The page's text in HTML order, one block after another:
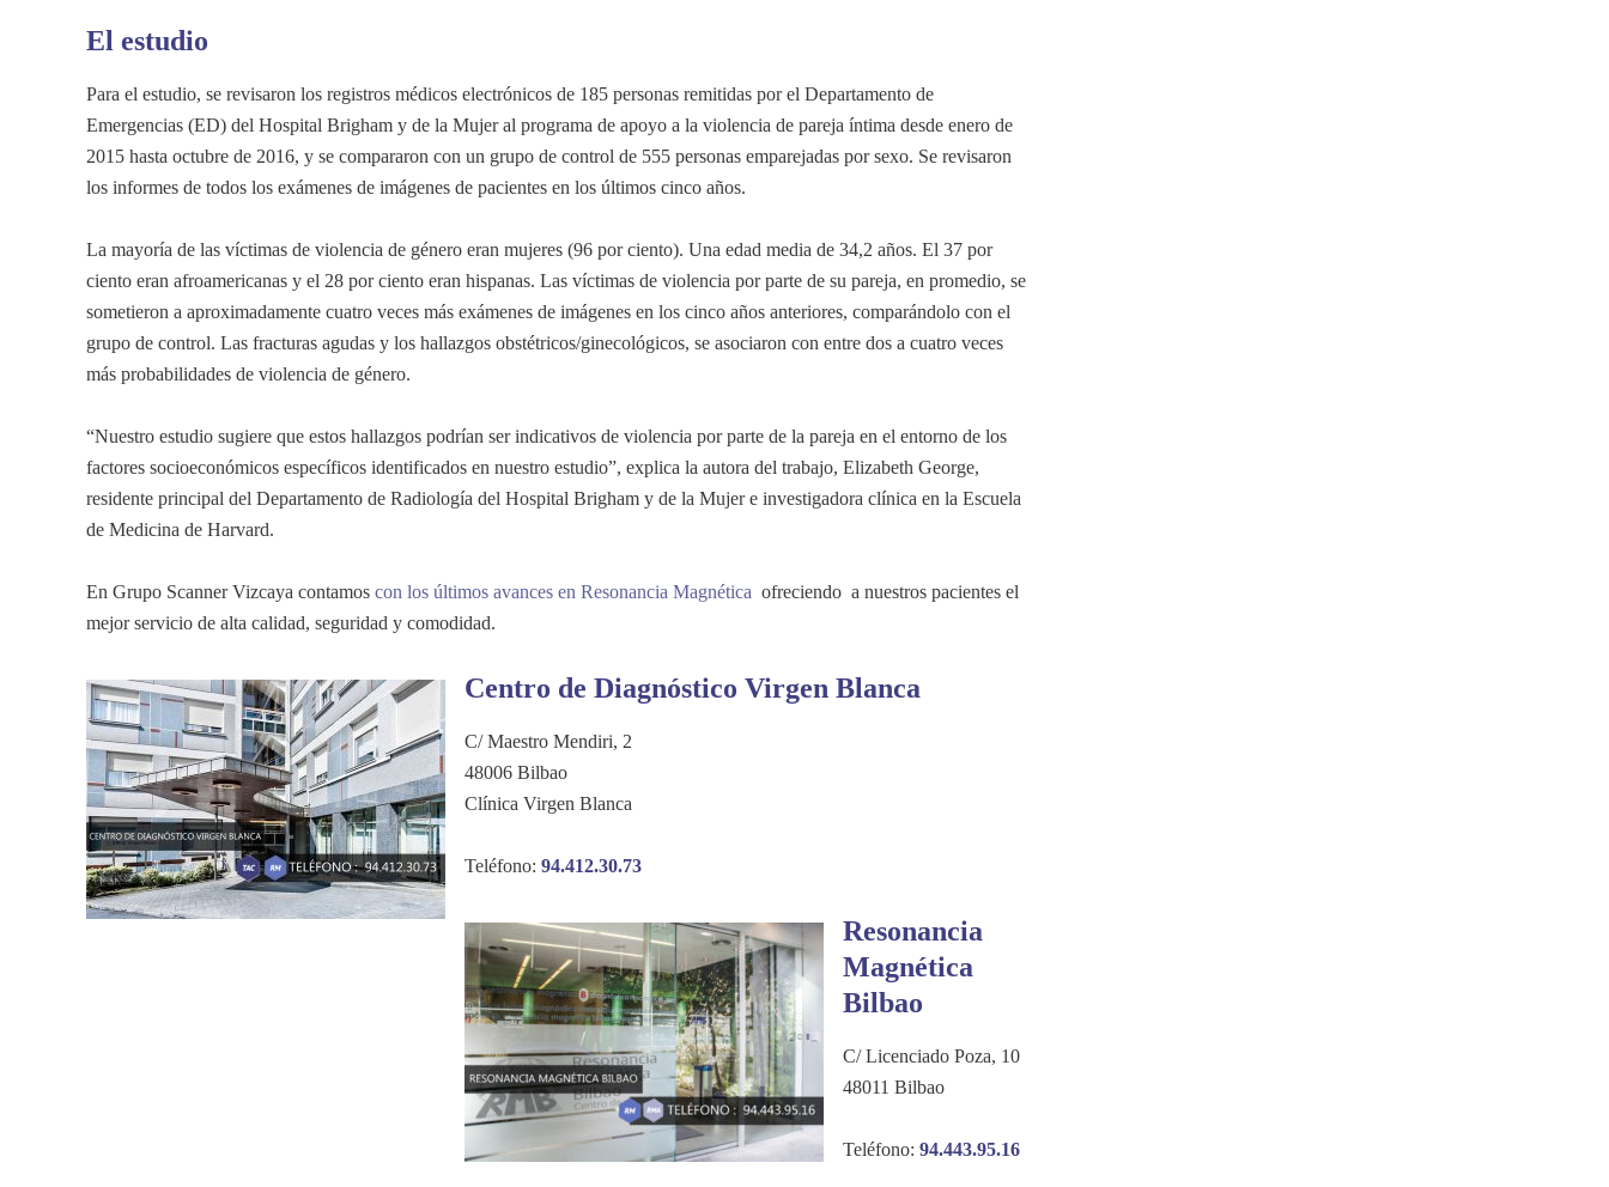
El estudio
Para el estudio, se revisaron los registros médicos electrónicos de 185 personas remitidas por el Departamento de
Emergencias (ED) del Hospital Brigham y de la Mujer al programa de apoyo a la violencia de pareja íntima desde enero de
2015 hasta octubre de 2016, y se compararon con un grupo de control de 555 personas emparejadas por sexo. Se revisaron
los informes de todos los exámenes de imágenes de pacientes en los últimos cinco años.
La mayoría de las víctimas de violencia de género eran mujeres (96 por ciento). Una edad media de 34,2 años. El 37 por
ciento eran afroamericanas y el 28 por ciento eran hispanas. Las víctimas de violencia por parte de su pareja, en promedio, se
sometieron a aproximadamente cuatro veces más exámenes de imágenes en los cinco años anteriores, comparándolo con el
grupo de control. Las fracturas agudas y los hallazgos obstétricos/ginecológicos, se asociaron con entre dos a cuatro veces
más probabilidades de violencia de género.
“Nuestro estudio sugiere que estos hallazgos podrían ser indicativos de violencia por parte de la pareja en el entorno de los
factores socioeconómicos específicos identificados en nuestro estudio”, explica la autora del trabajo, Elizabeth George,
residente principal del Departamento de Radiología del Hospital Brigham y de la Mujer e investigadora clínica en la Escuela
de Medicina de Harvard.
En Grupo Scanner Vizcaya contamos con los últimos avances en Resonancia Magnética ofreciendo a nuestros pacientes el
mejor servicio de alta calidad, seguridad y comodidad.
Centro de Diagnóstico Virgen Blanca
C/ Maestro Mendiri, 2
48006 Bilbao
Clínica Virgen Blanca
Teléfono: 94.412.30.73
Resonancia
Magnética
Bilbao
C/ Licenciado Poza, 10
48011 Bilbao
Teléfono: 94.443.95.16